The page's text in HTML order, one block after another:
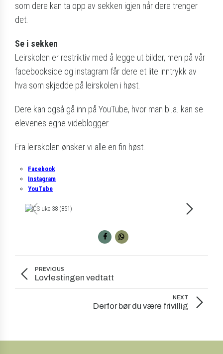
som dere kan ta opp av sekken igjen når dere trenger
det.
Se i sekken
Leirskolen er restriktiv med å legge ut bilder, men på vår
facebookside og instagram får dere et lite inntrykk av
hva som skjedde på leirskolen i høst.
Dere kan også gå inn på YouTube, hvor man bl.a. kan se
elevenes egne videblogger.
Fra leirskolen ønsker vi alle en fin høst.
Facebook
Instagram
YouTube
PREVIOUS
Lovfestingen vedtatt
NEXT
Derfor bør du være frivillig